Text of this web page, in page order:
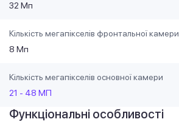
32 Мп
Кількість мегапікселів фронтальної камери
8 Мп
Кількість мегапікселів основної камери
21 - 48 МП
Функціональні особливості